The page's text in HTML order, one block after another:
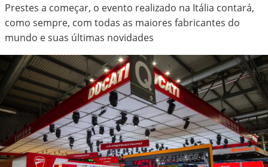
Prestes a começar, o evento realizado na Itália contará,
como sempre, com todas as maiores fabricantes do
mundo e suas últimas novidades